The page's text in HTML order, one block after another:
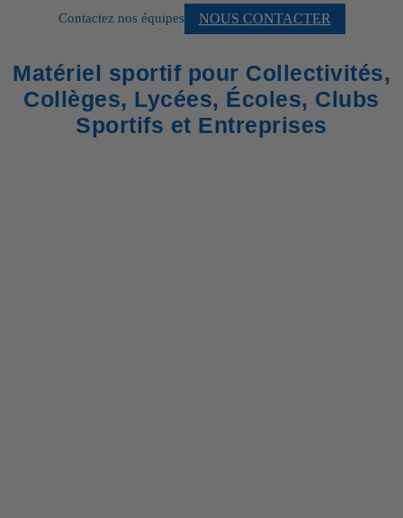
Contactez nos équipes NOUS CONTACTER
Matériel sportif pour Collectivités,
Collèges, Lycées, Écoles, Clubs
Sportifs et Entreprises